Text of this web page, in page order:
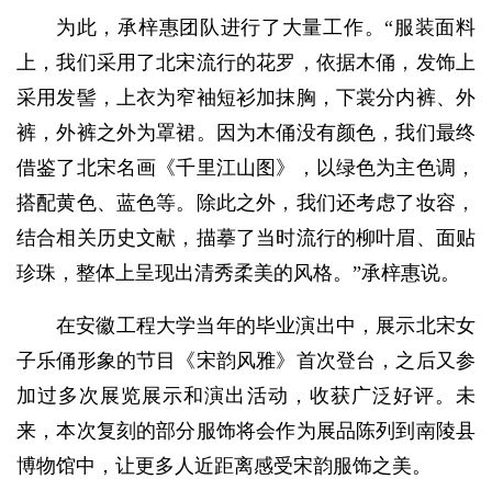
为此，承梓惠团队进行了大量工作。“服装面料
上，我们采用了北宋流行的花罗，依据木俑，发饰上
采用发髻，上衣为窄袖短衫加抹胸，下裳分内裤、外
裤，外裤之外为罩裙。因为木俑没有颜色，我们最终
借鉴了北宋名画《千里江山图》，以绿色为主色调，
搭配黄色、蓝色等。除此之外，我们还考虑了妆容，
结合相关历史文献，描摹了当时流行的柳叶眉、面贴
珍珠，整体上呈现出清秀柔美的风格。”承梓惠说。
在安徽工程大学当年的毕业演出中，展示北宋女
子乐俑形象的节目《宋韵风雅》首次登台，之后又参
加过多次展览展示和演出活动，收获广泛好评。未
来，本次复刻的部分服饰将会作为展品陈列到南陵县
博物馆中，让更多人近距离感受宋韵服饰之美。